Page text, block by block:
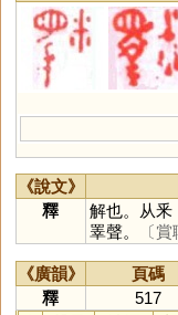
《說文》
釋
解也。从釆
睪聲。
〔賞
《廣韻》 頁碼
釋
517